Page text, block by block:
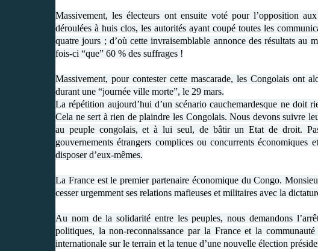
Massivement, les électeurs ont ensuite voté pour l’opposition
déroulées à huis clos, les autorités ayant coupé toutes les
quatre jours ; d’où cette invraisemblable annonce des résultats au
fois-ci “que” 60 % des suffrages !
Massivement, pour contester cette mascarade, les Congolais ont
durant une “journée ville morte”, le 29 mars.
La répétition aujourd’hui d’un scénario cauchemardesque ne doit
Cela ne sert à rien de plaindre les Congolais. Nous devons suivre
au peuple congolais, et à lui seul, de bâtir un Etat de droit.
gouvernements étrangers complices ou concurrents
disposer d’eux-mêmes.
La France est le premier partenaire économique du Congo.
cesser urgemment ses relations mafieuses et militaires avec la
Au nom de la solidarité entre les peuples, nous demandons
politiques, la non-reconnaissance par la France et la
internationale sur le terrain et la tenue d’une nouvelle élection